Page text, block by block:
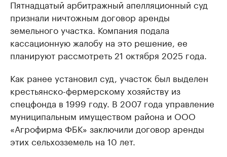
Пятнадцатый арбитражный апелляционный суд
признали ничтожным договор аренды
земельного участка. Компания подала
кассационную жалобу на это решение, ее
планируют рассмотреть 21 октября 2025 года.
Как ранее установил суд, участок был выделен
крестьянско-фермерскому хозяйству из
спецфонда в 1999 году. В 2007 года управление
муниципальным имуществом района и ООО
«Агрофирма ФБК» заключили договор аренды
этих сельхозземель на 10 лет.